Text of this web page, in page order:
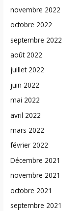
novembre 2022
octobre 2022
septembre 2022
août 2022
juillet 2022
juin 2022
mai 2022
avril 2022
mars 2022
février 2022
Décembre 2021
novembre 2021
octobre 2021
septembre 2021